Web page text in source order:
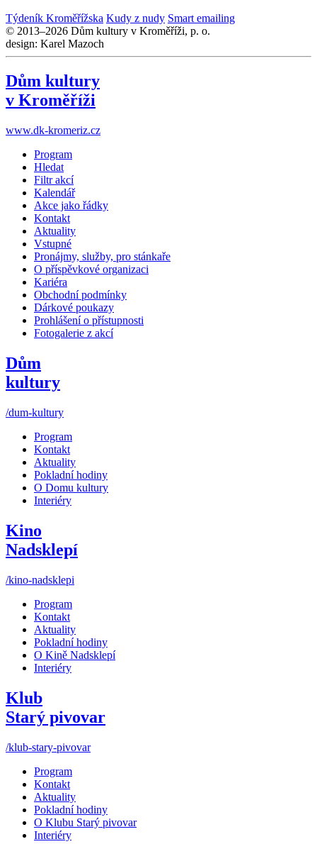
Týdeník Kroměřížska Kudy z nudy Smart emailing
© 2013–2026 Dům kultury v Kroměříži, p. o.
design: Karel Mazoch
Dům kultury
v Kroměříži
www.dk-kromeriz.cz
Program
Hledat
Filtr akcí
Kalendář
Akce jako řádky
Kontakt
Aktuality
Vstupné
Pronájmy, služby, pro stánkaře
O příspěvkové organizaci
Kariéra
Obchodní podmínky
Dárkové poukazy
Prohlášení o přístupnosti
Fotogalerie z akcí
Dům
kultury
/dum-kultury
Program
Kontakt
Aktuality
Pokladní hodiny
O Domu kultury
Interiéry
Kino
Nadsklepí
/kino-nadsklepi
Program
Kontakt
Aktuality
Pokladní hodiny
O Kině Nadsklepí
Interiéry
Klub
Starý pivovar
/klub-stary-pivovar
Program
Kontakt
Aktuality
Pokladní hodiny
O Klubu Starý pivovar
Interiéry